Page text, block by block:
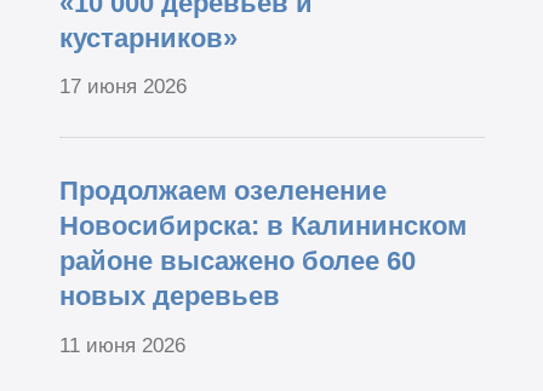
кустарников»
17 июня 2026
Продолжаем озеленение
Новосибирска: в Калининском
районе высажено более 60
новых деревьев
11 июня 2026